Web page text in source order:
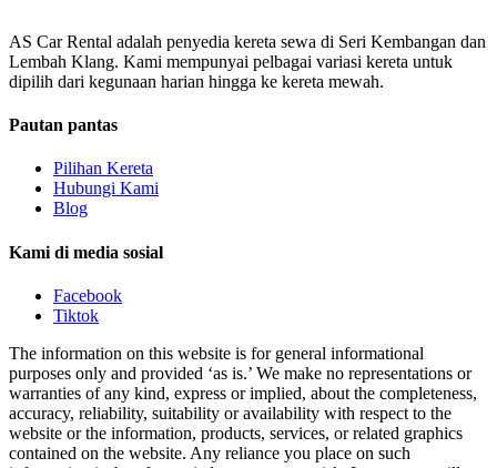
AS Car Rental adalah penyedia kereta sewa di Seri Kembangan dan
Lembah Klang. Kami mempunyai pelbagai variasi kereta untuk
dipilih dari kegunaan harian hingga ke kereta mewah.
Pautan pantas
Pilihan Kereta
Hubungi Kami
Blog
Kami di media sosial
Facebook
Tiktok
The information on this website is for general informational
purposes only and provided ‘as is.’ We make no representations or
warranties of any kind, express or implied, about the completeness,
accuracy, reliability, suitability or availability with respect to the
website or the information, products, services, or related graphics
contained on the website. Any reliance you place on such